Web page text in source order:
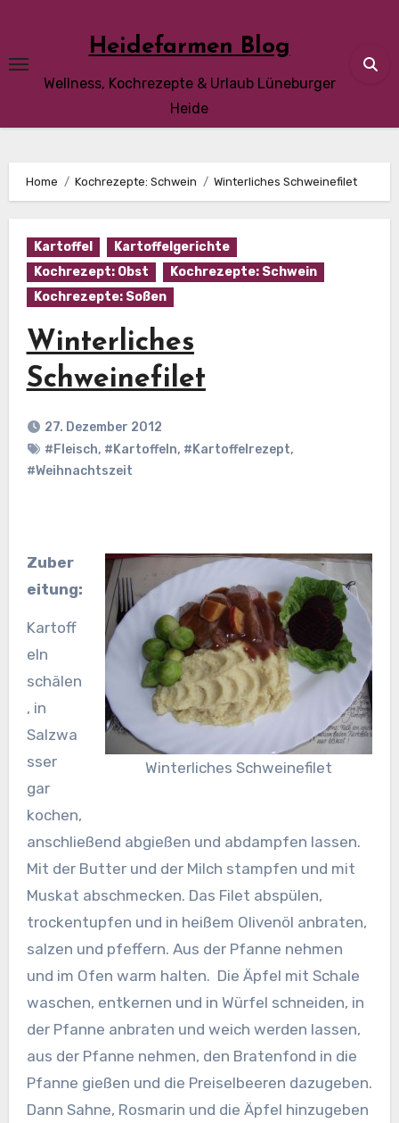
content
Heidefarmen Blog
Wellness, Kochrezepte & Urlaub Lüneburger
Heide
Home Kochrezepte: Schwein Winterliches Schweinefilet
Kartoffel
Kartoffelgerichte
Kochrezept: Obst
Kochrezepte: Schwein
Kochrezepte: Soßen
Winterliches
Schweinefilet
27. Dezember 2012
#Fleisch, #Kartoffeln, #Kartoffelrezept,
#Weihnachtszeit
Winterliches Schweinefilet
Zuber
eitung:
Kartoff
eln
schälen
, in
Salzwa
sser
gar
kochen,
anschließend abgießen und abdampfen lassen.
Mit der Butter und der Milch stampfen und mit
Muskat abschmecken. Das Filet abspülen,
trockentupfen und in heißem Olivenöl anbraten,
salzen und pfeffern. Aus der Pfanne nehmen
und im Ofen warm halten. Die Äpfel mit Schale
waschen, entkernen und in Würfel schneiden, in
der Pfanne anbraten und weich werden lassen,
aus der Pfanne nehmen, den Bratenfond in die
Pfanne gießen und die Preiselbeeren dazugeben.
Dann Sahne, Rosmarin und die Äpfel hinzugeben